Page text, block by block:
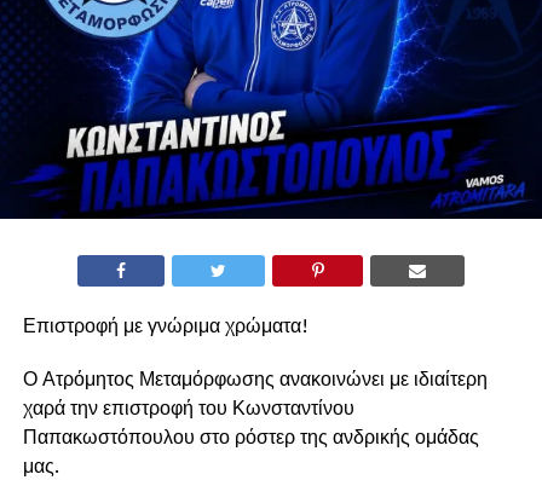
Επιστροφή με γνώριμα χρώματα!
Ο Ατρόμητος Μεταμόρφωσης ανακοινώνει με ιδιαίτερη
χαρά την επιστροφή του Κωνσταντίνου
Παπακωστόπουλου στο ρόστερ της ανδρικής ομάδας
μας.